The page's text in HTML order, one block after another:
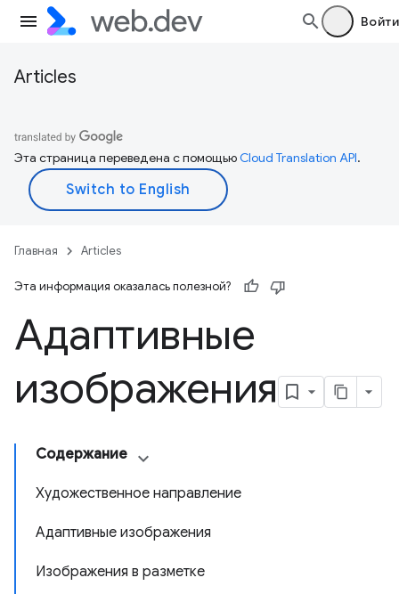
Войти
Articles
Эта страница переведена с помощьюCloud Translation API.
Главная Articles
Эта информация оказалась полезной?
Адаптивные
изображения
Содержание
Художественное направление
Адаптивные изображения
Изображения в разметке